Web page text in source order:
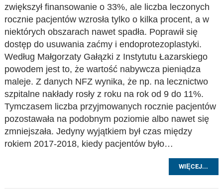
zwiększył finansowanie o 33%, ale liczba leczonych
rocznie pacjentów wzrosła tylko o kilka procent, a w
niektórych obszarach nawet spadła. Poprawił się
dostęp do usuwania zaćmy i endoprotezoplastyki.
Według Małgorzaty Gałązki z Instytutu Łazarskiego
powodem jest to, że wartość nabywcza pieniądza
maleje. Z danych NFZ wynika, że np. na lecznictwo
szpitalne nakłady rosły z roku na rok od 9 do 11%.
Tymczasem liczba przyjmowanych rocznie pacjentów
pozostawała na podobnym poziomie albo nawet się
zmniejszała. Jedyny wyjątkiem był czas między
rokiem 2017-2018, kiedy pacjentów było…
WIĘCEJ...